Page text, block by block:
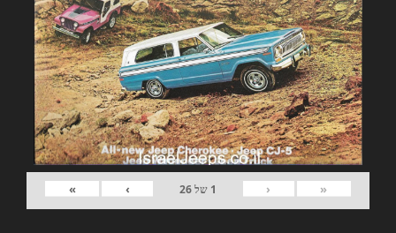
«
‹
1 של26
›
»